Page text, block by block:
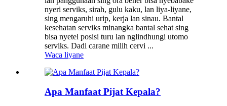
nyeri serviks, sirah, gulu kaku, lan liya-liyane,
sing mengaruhi urip, kerja lan sinau. Bantal
kesehatan serviks minangka bantal sehat sing
bisa nyetel posisi turu lan nglindhungi utomo
serviks. Dadi carane milih cervi ...
Waca liyane
Apa Manfaat Pijat Kepala?